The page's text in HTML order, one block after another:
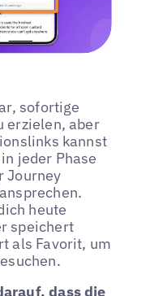
sofortige
erzielen, aber
kannst
jeder Phase
Journey
heute
speichert
als Favorit, um
dass die